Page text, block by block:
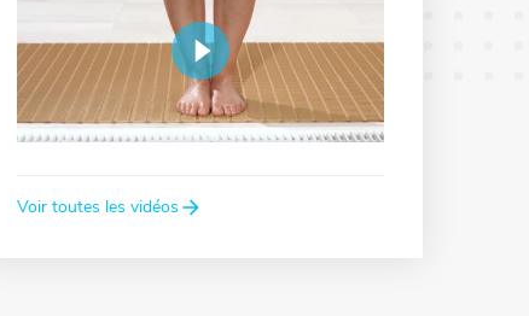
Voir toutes les vidéos